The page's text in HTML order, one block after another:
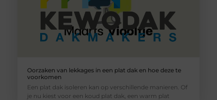
Oorzaken van lekkages in een plat dak en hoe deze te
voorkomen
Een plat dak isoleren kan op verschillende manieren. Of
je nu kiest voor een koud plat dak, een warm plat